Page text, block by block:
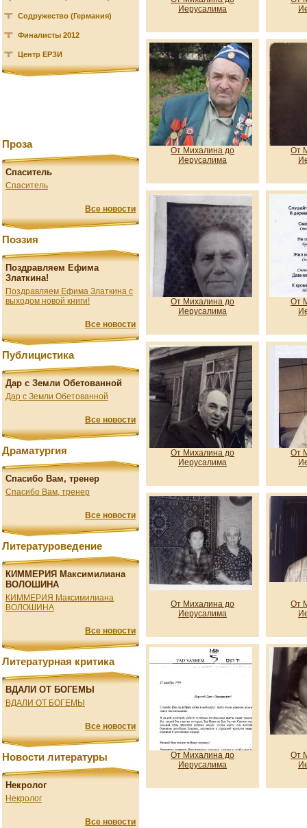
Содружество (Германия)
Финалисты 2012
Центр ЕРЗИ
Проза
Спаситель
Спаситель
Все новости
Поэзия
Поздравляем Ефима
Златкина!
Поздравляем Ефима Златкина с
выходом новой книги!
Все новости
Публицистика
Дар с Земли Обетованной
Дар с Земли Обетованной
Все новости
Драматургия
Спасибо Вам, тренер
Спасибо Вам, тренер
Все новости
Литературоведение
КИММЕРИЯ Максимилиана
ВОЛОШИНА
КИММЕРИЯ Максимилиана
ВОЛОШИНА
Все новости
Литературная критика
ВДАЛИ ОТ БОГЕМЫ
ВДАЛИ ОТ БОГЕМЫ
Все новости
Новости литературы
Некролог
Некролог
Все новости
Иерусалима
От Михалина до
Иерусалима
От
От Михалина до
Иерусалима
От
От Михалина до
Иерусалима
От
От Михалина до
Иерусалима
От
От Михалина до
Иерусалима
От